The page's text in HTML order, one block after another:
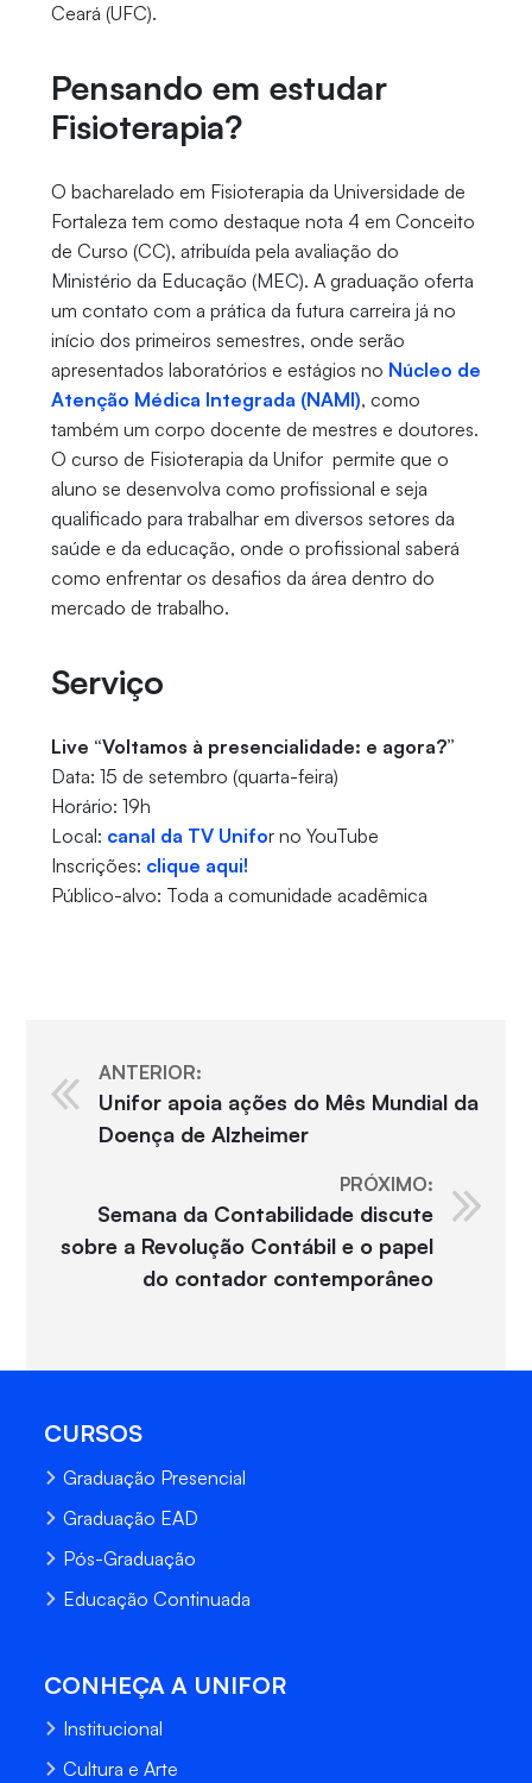
Ceará (UFC).
Pensando em estudar
Fisioterapia?
O bacharelado em Fisioterapia da Universidade de
Fortaleza tem como destaque nota 4 em Conceito
de Curso (CC), atribuída pela avaliação do
Ministério da Educação (MEC). A graduação oferta
um contato com a prática da futura carreira já no
início dos primeiros semestres, onde serão
apresentados laboratórios e estágios no Núcleo de
Atenção Médica Integrada (NAMI), como
também um corpo docente de mestres e doutores.
O curso de Fisioterapia da Unifor permite que o
aluno se desenvolva como profissional e seja
qualificado para trabalhar em diversos setores da
saúde e da educação, onde o profissional saberá
como enfrentar os desafios da área dentro do
mercado de trabalho.
Serviço
Live “Voltamos à presencialidade: e agora?”
Data: 15 de setembro (quarta-feira)
Horário: 19h
Local: canal da TV Unifor no YouTube
Inscrições: clique aqui!
Público-alvo: Toda a comunidade acadêmica
ANTERIOR:
Unifor apoia ações do Mês Mundial da
Doença de Alzheimer
PRÓXIMO:
Semana da Contabilidade discute
sobre a Revolução Contábil e o papel
do contador contemporâneo
CURSOS
Graduação Presencial
Graduação EAD
Pós-Graduação
Educação Continuada
CONHEÇA A UNIFOR
Institucional
Cultura e Arte